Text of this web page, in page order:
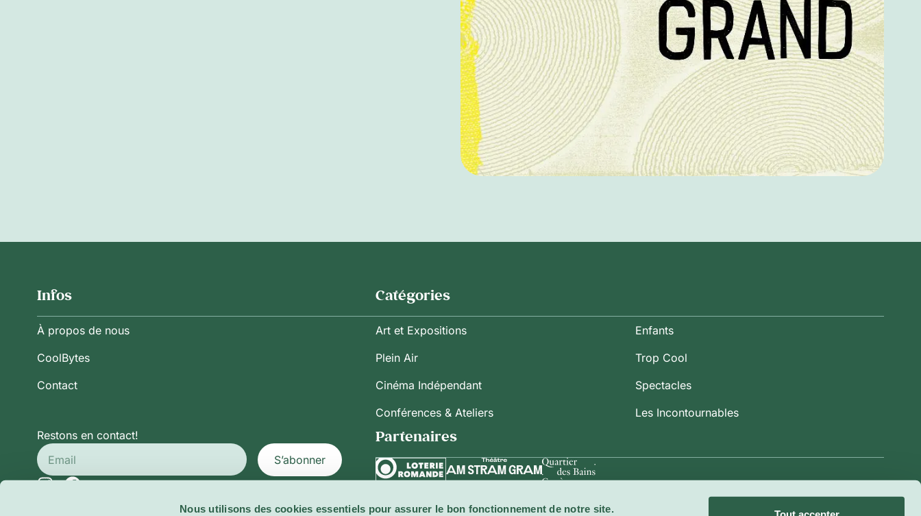
Nous utilisons des cookies essentiels pour assurer le bon fonctionnement de notre site.
Infos
À propos de nous
CoolBytes
Contact
Catégories
Art et Expositions
Plein Air
Cinéma Indépendant
Conférences & Ateliers
Enfants
Trop Cool
Spectacles
Les Incontournables
Restons en contact!
S’abonner
Partenaires